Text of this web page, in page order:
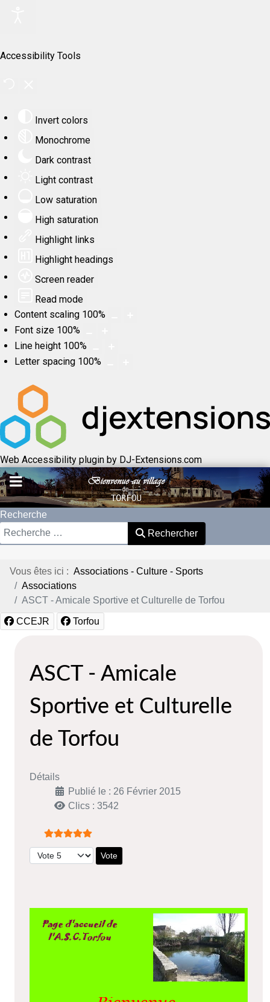
Accessibility Tools
Invert colors
Monochrome
Dark contrast
Light contrast
Low saturation
High saturation
Highlight links
Highlight headings
Screen reader
Read mode
Content scaling 100%
Font size 100%
Line height 100%
Letter spacing 100%
Web Accessibility plugin by DJ-Extensions.com
Recherche
Rechercher
Vous êtes ici : Associations - Culture - Sports
Associations
ASCT - Amicale Sportive et Culturelle de Torfou
CCEJR Torfou
ASCT - Amicale
Sportive et Culturelle
de Torfou
Détails
Publié le : 26 Février 2015
Clics : 3542
Vote utilisateur:5/5
Veuillez voter